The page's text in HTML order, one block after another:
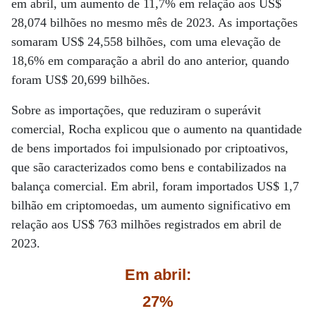
em abril, um aumento de 11,7% em relação aos US$
28,074 bilhões no mesmo mês de 2023. As importações
somaram US$ 24,558 bilhões, com uma elevação de
18,6% em comparação a abril do ano anterior, quando
foram US$ 20,699 bilhões.
Sobre as importações, que reduziram o superávit
comercial, Rocha explicou que o aumento na quantidade
de bens importados foi impulsionado por criptoativos,
que são caracterizados como bens e contabilizados na
balança comercial. Em abril, foram importados US$ 1,7
bilhão em criptomoedas, um aumento significativo em
relação aos US$ 763 milhões registrados em abril de
2023.
Em abril:
27%